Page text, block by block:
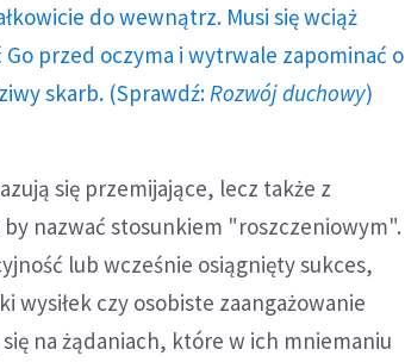
do wewnątrz. Musi się wciąż
przed oczyma i wytrwale zapominać o
skarb. (Sprawdź: Rozwój duchowy)
się przemijające, lecz także z
nazwać stosunkiem "roszczeniowym".
lub wcześnie osiągnięty sukces,
wysiłek czy osobiste zaangażowanie
na żądaniach, które w ich mniemaniu